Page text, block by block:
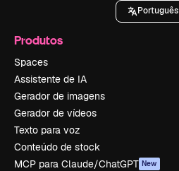
Português
Produtos
Spaces
Assistente de IA
Gerador de imagens
Gerador de vídeos
Texto para voz
Conteúdo de stock
MCP para Claude/ChatGPT New